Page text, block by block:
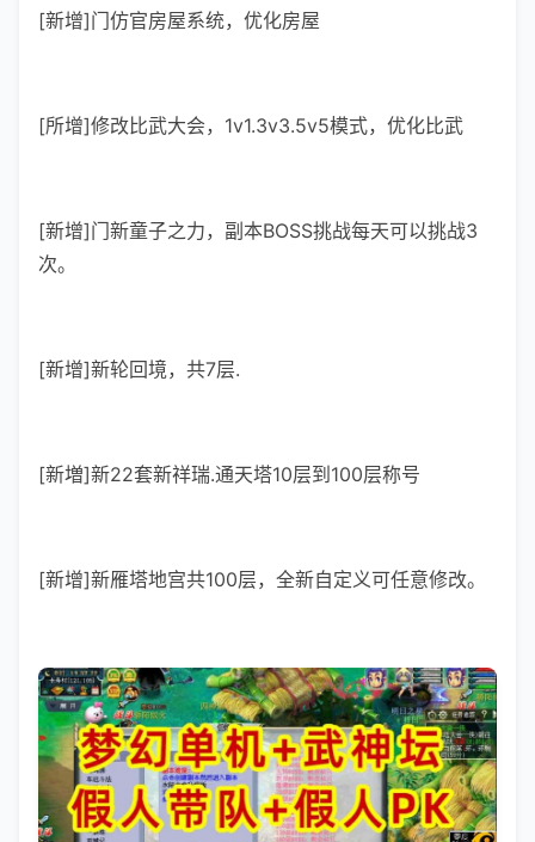
[新增]门仿官房屋系统，优化房屋
[所增]修改比武大会，1v1.3v3.5v5模式，优化比武
[新增]门新童子之力，副本BOSS挑战每天可以挑战3
次。
[新增]新轮回境，共7层.
[新増]新22套新祥瑞.通天塔10层到100层称号
[新增]新雁塔地宫共100层，全新自定义可任意修改。